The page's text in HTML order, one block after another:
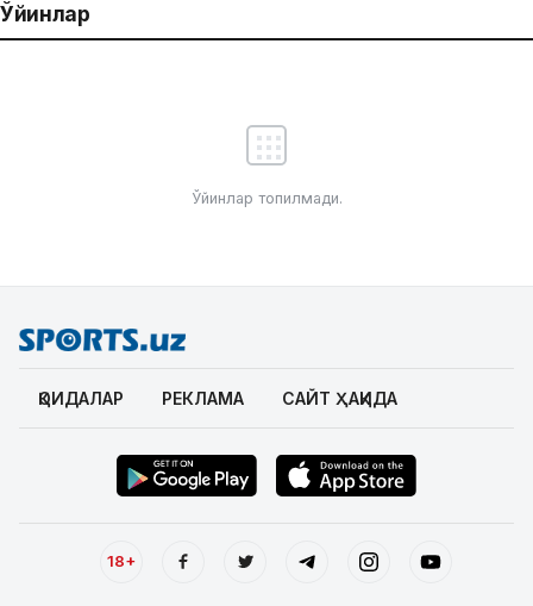
Ўйинлар
Ўйинлар топилмади.
ҚОИДАЛАР РЕКЛАМА САЙТ ҲАҚИДА
18+